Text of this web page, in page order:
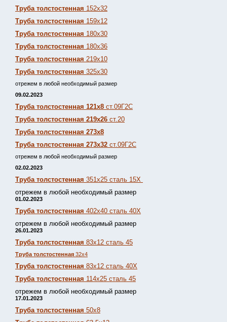
Труба толстостенная 152х32
Труба толстостенная 159х12
Труба толстостенная 180х30
Труба толстостенная 180х36
Труба толстостенная 219х10
Труба толстостенная 325х30
отрежем в любой необходимый размер
09.02.2023
Труба толстостенная 121х8 ст.09Г2С
Труба толстостенная 219х26 ст.20
Труба толстостенная 273х8
Труба толстостенная 273х32 ст.09Г2С
отрежем в любой необходимый размер
02.02.2023
Труба толстостенная 351х25 сталь 15Х
отрежем в любой необходимый размер
01.02.2023
Труба толстостенная 402х40 сталь 40Х
отрежем в любой необходимый размер
26.01.2023
Труба толстостенная 83х12 сталь 45
Труба толстостенная 32х4
Труба толстостенная 83х12 сталь 40Х
Труба толстостенная 114х25 сталь 45
отрежем в любой необходимый размер
17.01.2023
Труба толстостенная 50х8